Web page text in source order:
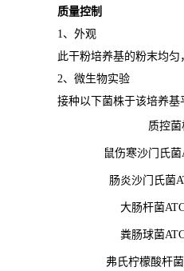
质量控制
1、外观
此干粉培养基的粉末均匀
2、微生物实验
接种以下菌株于该培养基
质控菌
鼠伤寒沙门氏菌
肠炎沙门氏菌
大肠杆菌
粪肠球菌
弗氏柠檬酸杆